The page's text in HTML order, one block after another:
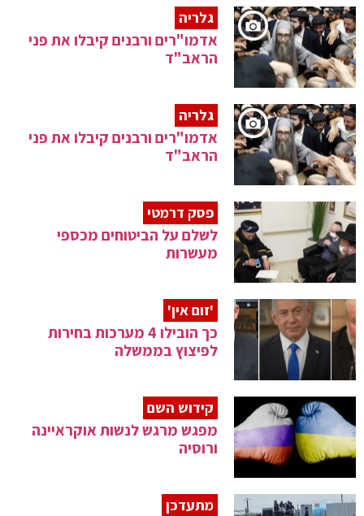
גלריה
אדמו"רים ורבנים קיבלו את פני
הראב"ד
גלריה
אדמו"רים ורבנים קיבלו את פני
הראב"ד
פסק דרמטי
לשלם על הביטוחים מכספי
מעשרות
'זום אין'
כך הובילו 4 מערכות בחירות
לפיצוץ בממשלה
קידוש השם
מפגש מרגש לנשות אוקראיינה
ורוסיה
מתעדכן